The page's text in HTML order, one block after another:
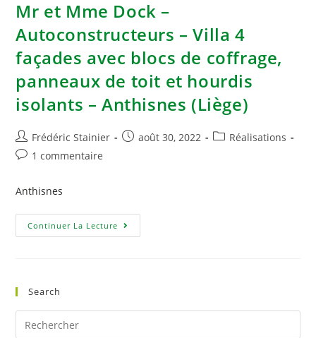
Mr et Mme Dock –
Autoconstructeurs – Villa 4
façades avec blocs de coffrage,
panneaux de toit et hourdis
isolants – Anthisnes (Liège)
Frédéric Stainier août 30, 2022
Réalisations
1 commentaire
Anthisnes
Continuer La Lecture
Search